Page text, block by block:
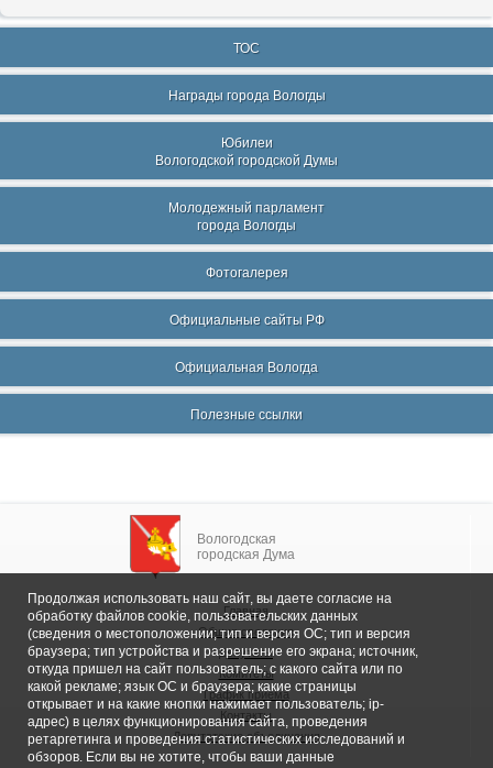
ТОС
Награды города Вологды
Юбилеи
Вологодской городской Думы
Молодежный парламент
города Вологды
Фотогалерея
Официальные сайты РФ
Официальная Вологда
Полезные ссылки
Вологодская
городская Дума
Главная
Общие сведения
Депутаты
Комитеты
График приема
Контакты
Депутатские объединения
Продолжая использовать наш сайт, вы даете согласие на
обработку файлов cookie, пользовательских данных
(сведения о местоположении; тип и версия ОС; тип и версия
браузера; тип устройства и разрешение его экрана; источник,
откуда пришел на сайт пользователь; с какого сайта или по
какой рекламе; язык ОС и браузера; какие страницы
открывает и на какие кнопки нажимает пользователь; ip-
адрес) в целях функционирования сайта, проведения
ретаргетинга и проведения статистических исследований и
обзоров. Если вы не хотите, чтобы ваши данные